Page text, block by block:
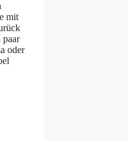
mit
paar
oder